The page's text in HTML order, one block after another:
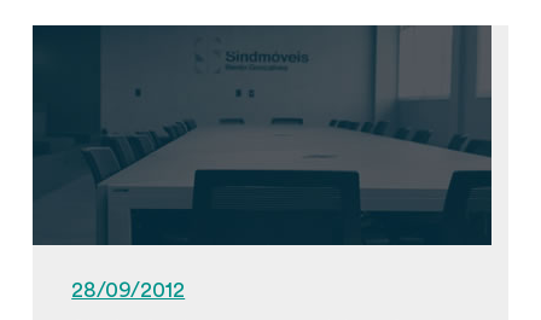
28/09/2012